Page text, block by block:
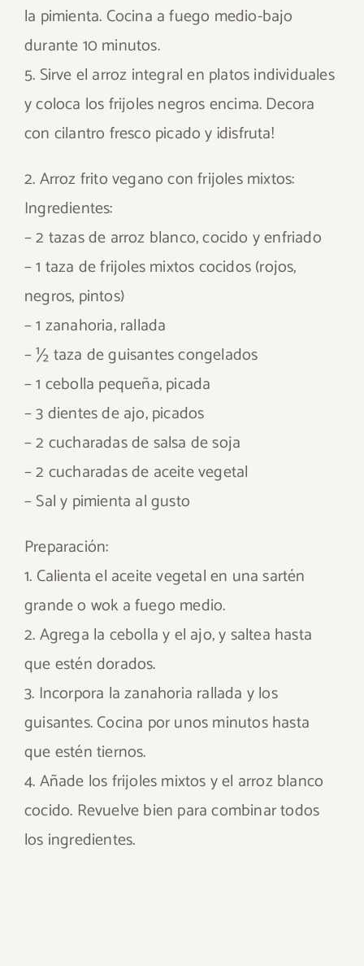
la pimienta. Cocina a fuego medio-bajo
durante 10 minutos.
5. Sirve el arroz integral en platos individuales
y coloca los frijoles negros encima. Decora
con cilantro fresco picado y ¡disfruta!
2. Arroz frito vegano con frijoles mixtos:
Ingredientes:
– 2 tazas de arroz blanco, cocido y enfriado
– 1 taza de frijoles mixtos cocidos (rojos,
negros, pintos)
– 1 zanahoria, rallada
– ½ taza de guisantes congelados
– 1 cebolla pequeña, picada
– 3 dientes de ajo, picados
– 2 cucharadas de salsa de soja
– 2 cucharadas de aceite vegetal
– Sal y pimienta al gusto
Preparación:
1. Calienta el aceite vegetal en una sartén
grande o wok a fuego medio.
2. Agrega la cebolla y el ajo, y saltea hasta
que estén dorados.
3. Incorpora la zanahoria rallada y los
guisantes. Cocina por unos minutos hasta
que estén tiernos.
4. Añade los frijoles mixtos y el arroz blanco
cocido. Revuelve bien para combinar todos
los ingredientes.